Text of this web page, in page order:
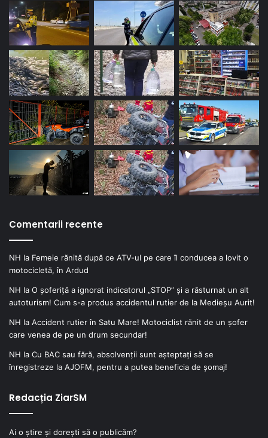
Comentarii recente
NH la Femeie rănită după ce ATV-ul pe care îl conducea a lovit o
motocicletă, în Ardud
NH la O șoferiță a ignorat indicatorul „STOP” și a răsturnat un alt
autoturism! Cum s-a produs accidentul rutier de la Medieșu Aurit!
NH la Accident rutier în Satu Mare! Motociclist rănit de un șofer
care venea de pe un drum secundar!
NH la Cu BAC sau fără, absolvenții sunt așteptați să se
înregistreze la AJOFM, pentru a putea beneficia de șomaj!
Redacția ZiarSM
Ai o știre și dorești să o publicăm?